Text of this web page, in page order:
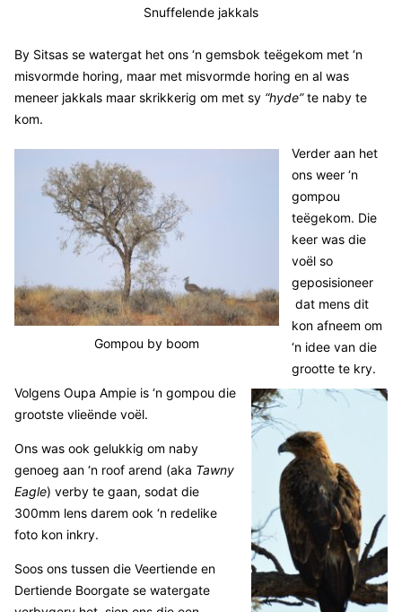
Snuffelende jakkals
By Sitsas se watergat het ons ‘n gemsbok teëgekom met ‘n
misvormde horing, maar met misvormde horing en al was
meneer jakkals maar skrikkerig om met sy “hyde”te naby te
kom.
Gompou by boom
Verder aan het
ons weer ‘n
gompou
teëgekom. Die
keer was die
voël so
geposisioneer
dat mens dit
kon afneem om
‘n idee van die
grootte te kry.
Volgens Oupa Ampie is ‘n gompou die
grootste vlieënde voël.
Ons was ook gelukkig om naby
genoeg aan ‘n roof arend (aka Tawny
Eagle) verby te gaan, sodat die
300mm lens darem ook ‘n redelike
foto kon inkry.
Soos ons tussen die Veertiende en
Dertiende Boorgate se watergate